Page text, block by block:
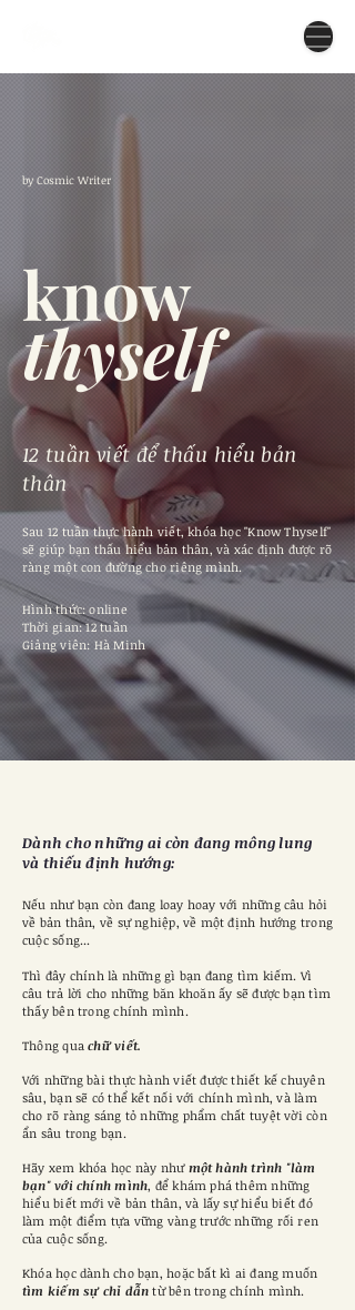
by Cosmic Writer
know
thyself
12 tuần viết để thấu hiểu bản
thân
Sau 12 tuần thực hành viết, khóa học "Know Thyself"
sẽ giúp bạn thấu hiểu bản thân, và xác định được rõ
ràng một con đường cho riêng mình.
Hình thức: online
Thời gian: 12 tuần
Giảng viên: Hà Minh
Dành cho những ai còn đang mông lung
và thiếu định hướng:
Nếu như bạn còn đang loay hoay với những câu hỏi
về bản thân, về sự nghiệp, về một định hướng trong
cuộc sống...
Thì đây chính là những gì bạn đang tìm kiếm. Vì
câu trả lời cho những băn khoăn ấy sẽ được bạn tìm
thấy bên trong chính mình.
Thông quachữ viết.
Với những bài thực hành viết được thiết kế chuyên
sâu, bạn sẽ có thể kết nối với chính mình, và làm
cho rõ ràng sáng tỏ những phẩm chất tuyệt vời còn
ẩn sâu trong bạn.
Hãy xem khóa học này như một hành trình "làm
bạn" với chính mình, để khám phá thêm những
hiểu biết mới về bản thân, và lấy sự hiểu biết đó
làm một điểm tựa vững vàng trước những rối ren
của cuộc sống.
Khóa học dành cho bạn, hoặc bất kì ai đang muốn
tìm kiếm sự chỉ dẫn từ bên trong chính mình.